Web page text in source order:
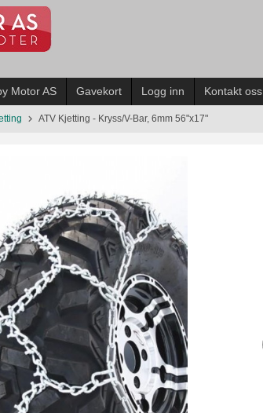
Motor AS Gavekort Logg inn Kontakt oss
ATV Kjetting - Kryss/V-Bar, 6mm 56"x17"